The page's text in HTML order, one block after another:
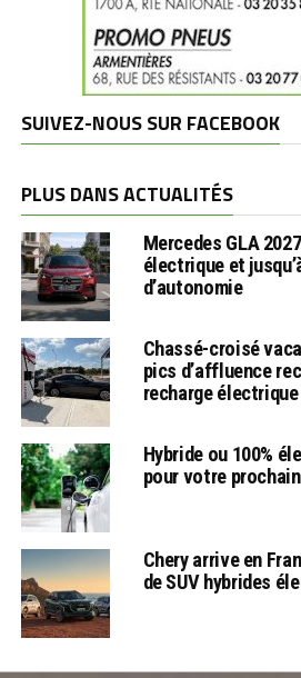
SUIVEZ-NOUS SUR FACEBOOK
PLUS DANS ACTUALITÉS
Mercedes GLA
électrique et
d’autonomie
Chassé-croisé
pics d’affluence
recharge
Hybride ou 100%
pour votre
Chery arrive en
de SUV hybrides